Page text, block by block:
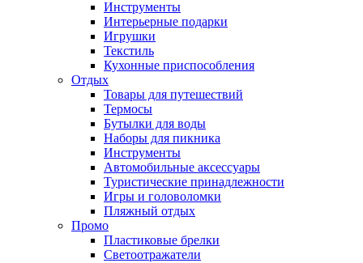
Инструменты
Интерьерные подарки
Игрушки
Текстиль
Кухонные приспособления
Отдых
Товары для путешествий
Термосы
Бутылки для воды
Наборы для пикника
Инструменты
Автомобильные аксессуары
Туристические принадлежности
Игры и головоломки
Пляжный отдых
Промо
Пластиковые брелки
Светоотражатели